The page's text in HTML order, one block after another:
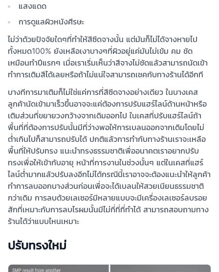
แสงแดด
การดูแลผิวหนังศีรษะ
ไม่ว่าด้วยปัจจัยใดๆที่ทำให้สีซีดจางนั้น แต่มันก็ไม่ได้จางหายไป
ทั้งหมด100% ยังเหลือเงาบางๆที่ผิวอยู่แค่มันไม่เข้ม คม ชัด
เหมือนทำปีแรกๆ เมื่อเราเริ่มเห็นว่าสีจางไม่ชัดแล้วสามารถนัดเข้า
ทำการเติมสีได้เลยหรือถ้าไม่แน่ใจสามารถเชคกับทางร้านได้อีกที
บางทีการมาเติมก็ไม่ใช่แค่การที่สีซีดจางอย่างเดียว ในบางเคส
ลูกค้านัดเข้ามาเร็วขึ้นอาจจะแค่ต้องการปรับแฮร์ไลน์ด้านหน้าหรือ
เติมส่วนที่ขยายวงกว้างจากเดิมออกไป ในเคสที่ปรับแฮร์ไลน์ถ้า
พื้นที่ที่ต้องการปรับนั้นมีที่ว่างพอให้การเบลนออกจากเดิมโดยไม่
ต่ำเกินไปก็สามารถปรับได้ ปกติแล้วการทำกับทางร้านเราจะเหลือ
พื้นที่ให้ปรับทรง แนะนำทรงธรรมชาติเพื่ออนาคตเราอยากปรับ
ทรงเพื่อให้เข้ากับอายุ หน้าที่การงานในช่วงนั้นๆ แต่ในเคสที่แฮร์
ไลน์ต่ำมากแล้วปรับลงอีกไม่ได้กรณีนี้เราอาจจะต้องแนะนำให้ลูกค้า
ทำการลบออกบางส่วนก่อนเพื่อจะได้เบลนให้สวยเนียนธรรมชาติ
กว่าเดิม การลบด้วยเลเซอร์มีหลายแบบจะมีเครื่องเลเซอร์ลบรอย
สักที่เหมาะกับการลบไรผมนั้นมีไม่กี่ที่ที่ทำได้ สามารถสอบถามทาง
ร้านได้ว่าแบบไหนเหมาะ
ปรับทรงใหม่